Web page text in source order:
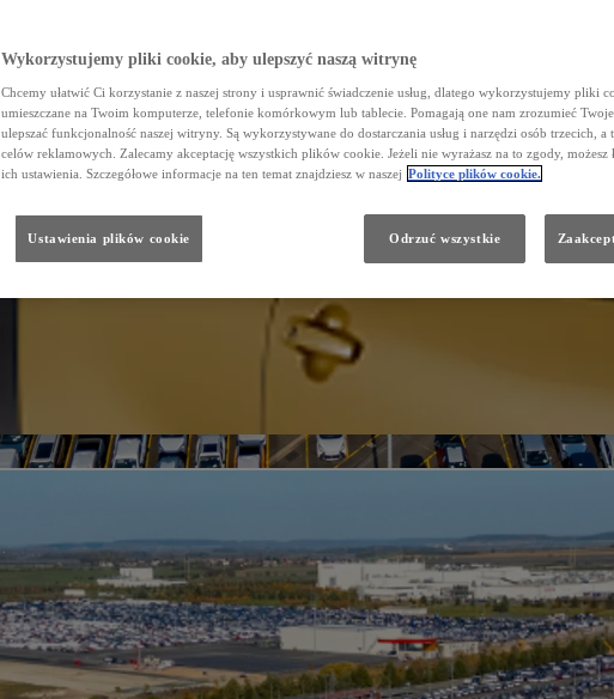
Wykorzystujemy pliki cookie, aby ulepszyć naszą witrynę
Chcemy ułatwić Ci korzystanie z naszej strony i usprawnić świadczenie usług, dlatego wykorzystujemy pliki
umieszczane na Twoim komputerze, telefonie komórkowym lub tablecie. Pomagają one nam zrozumieć
ulepszać funkcjonalność naszej witryny. Są wykorzystywane do dostarczania usług i narzędzi osób trzecich, a
celów reklamowych. Zalecamy akceptację wszystkich plików cookie. Jeżeli nie wyrażasz na to zgody, możesz
ich ustawienia. Szczegółowe informacje na ten temat znajdziesz w naszej Polityce plików cookie.
Ustawienia plików cookie Odrzuć wszystkie